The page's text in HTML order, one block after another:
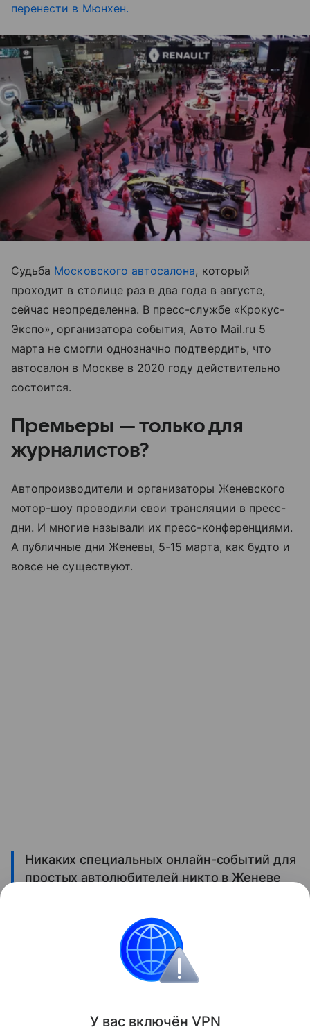
перенести в Мюнхен.
Судьба Московского автосалона, который
проходит в столице раз в два года в августе,
сейчас неопределенна. В пресс-службе «Крокус-
Экспо», организатора события, Авто Mail.ru 5
марта не смогли однозначно подтвердить, что
автосалон в Москве в 2020 году действительно
состоится.
Премьеры — только для
журналистов?
Автопроизводители и организаторы Женевского
мотор-шоу проводили свои трансляции в пресс-
дни. И многие называли их пресс-конференциями.
А публичные дни Женевы, 5-15 марта, как будто и
вовсе не существуют.
Никаких специальных онлайн-событий для
простых автолюбителей никто в Женеве
Значит ли это, что мотор-шоу нужны только
журналистам? А вы как думаете? Делитесь
мнением в комментариях!
Женева 2020
У вас включён VPN